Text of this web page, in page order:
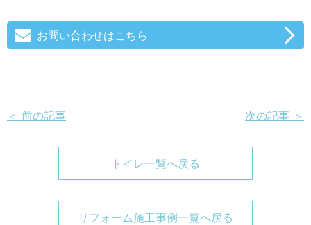
お問い合わせはこちら
＜ 前の記事 次の記事 ＞
トイレ一覧へ戻る
リフォーム施工事例一覧へ戻る